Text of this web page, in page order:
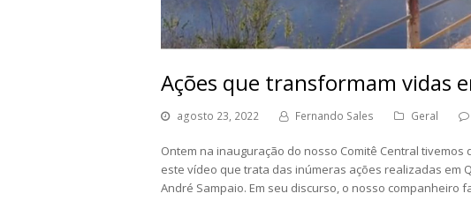
Ações que transformam vidas
agosto 23, 2022 Fernando Sales Geral
Ontem na inauguração do nosso Comitê Central
este vídeo que trata das inúmeras ações realizadas em
André Sampaio. Em seu discurso, o nosso companheiro